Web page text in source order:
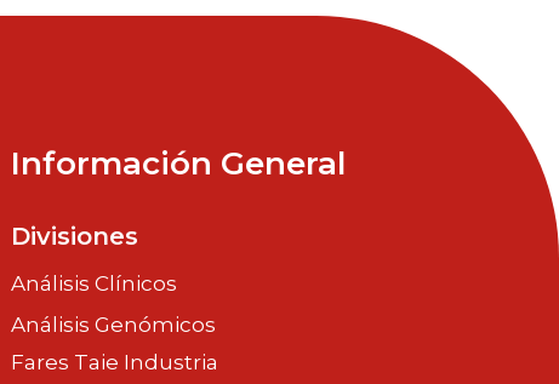
Información General
Divisiones
Análisis Clínicos
Análisis Genómicos
Fares Taie Industria